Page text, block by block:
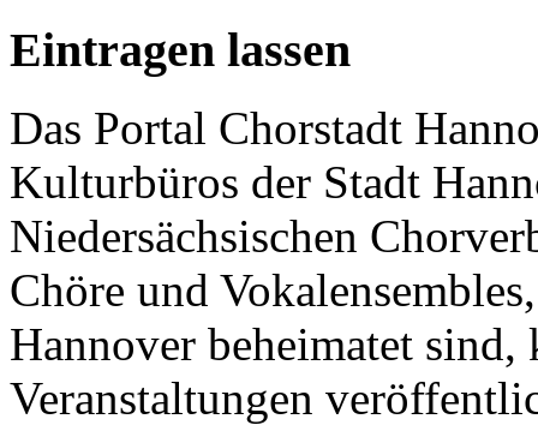
Eintragen lassen
Das Portal Chorstadt
Kulturbüros der Stadt
Niedersächsischen
Chöre und
Hannover beheimatet sind,
Veranstaltungen